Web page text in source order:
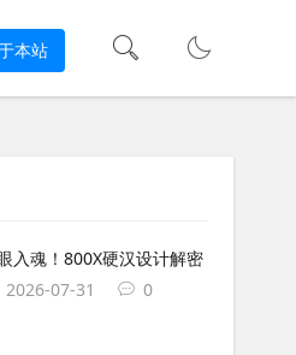
本站
会
入魂！800X硬汉设计解密
2026-07-31
0